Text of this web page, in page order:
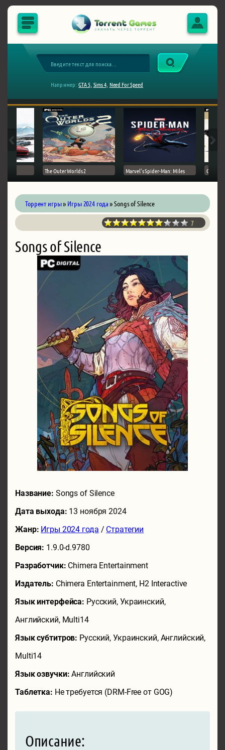
Например: GTA 5, Sims 4, Need For Speed
The Outer Worlds 2 Marvel's Spider-Man: Miles Ghost
Торрент игры» Игры 2024 года» Songs of Silence
7
Songs of Silence
Название: Songs of Silence
Дата выхода: 13 ноября 2024
Жанр: Игры 2024 года / Стратегии
Версия: 1.9.0-d.9780
Разработчик: Chimera Entertainment
Издатель: Chimera Entertainment, H2 Interactive
Язык интерфейса: Русский, Украинский,
Английский, Multi14
Язык субтитров: Русский, Украинский, Английский,
Multi14
Язык озвучки:Английский
Таблетка: Не требуется (DRM-Free от GOG)
Описание: